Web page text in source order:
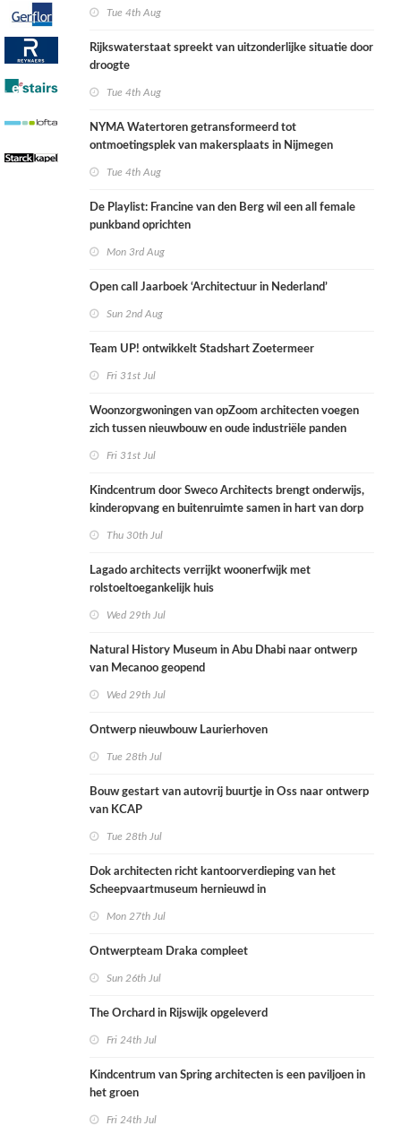
Tue 4th Aug
Rijkswaterstaat spreekt van uitzonderlijke situatie door
droogte
Tue 4th Aug
NYMA Watertoren getransformeerd tot
ontmoetingsplek van makersplaats in Nijmegen
Tue 4th Aug
De Playlist: Francine van den Berg wil een all female
punkband oprichten
Mon 3rd Aug
Open call Jaarboek ‘Architectuur in Nederland’
Sun 2nd Aug
Team UP! ontwikkelt Stadshart Zoetermeer
Fri 31st Jul
Woonzorgwoningen van opZoom architecten voegen
zich tussen nieuwbouw en oude industriële panden
Fri 31st Jul
Kindcentrum door Sweco Architects brengt onderwijs,
kinderopvang en buitenruimte samen in hart van dorp
Thu 30th Jul
Lagado architects verrijkt woonerfwijk met
rolstoeltoegankelijk huis
Wed 29th Jul
Natural History Museum in Abu Dhabi naar ontwerp
van Mecanoo geopend
Wed 29th Jul
Ontwerp nieuwbouw Laurierhoven
Tue 28th Jul
Bouw gestart van autovrij buurtje in Oss naar ontwerp
van KCAP
Tue 28th Jul
Dok architecten richt kantoorverdieping van het
Scheepvaartmuseum hernieuwd in
Mon 27th Jul
Ontwerpteam Draka compleet
Sun 26th Jul
The Orchard in Rijswijk opgeleverd
Fri 24th Jul
Kindcentrum van Spring architecten is een paviljoen in
het groen
Fri 24th Jul